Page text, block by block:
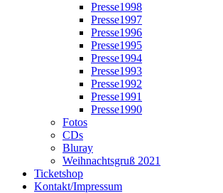
Presse1998
Presse1997
Presse1996
Presse1995
Presse1994
Presse1993
Presse1992
Presse1991
Presse1990
Fotos
CDs
Bluray
Weihnachtsgruß 2021
Ticketshop
Kontakt/Impressum